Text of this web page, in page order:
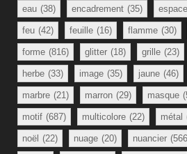
eau (38) encadrement (35) espace
feu (42) feuille (16) flamme (30)
forme (816) glitter (18) grille (23)
herbe (33) image (35) jaune (46)
marbre (21) marron (29) masque
motif (687) multicolore (22) métal
noël (22) nuage (20) nuancier